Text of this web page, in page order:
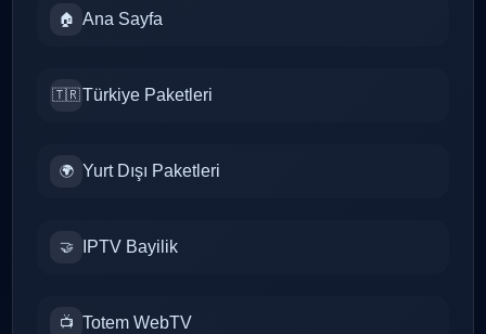
🏠 Ana Sayfa
🇹🇷Türkiye Paketleri
🌍 Yurt Dışı Paketleri
🤝 IPTV Bayilik
📺 Totem WebTV